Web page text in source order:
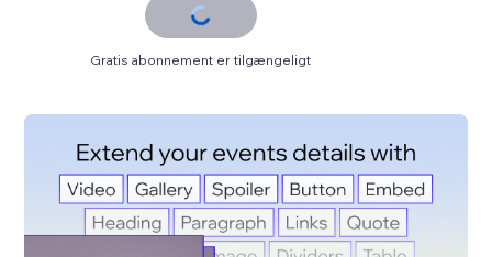
Gratis abonnement er tilgængeligt